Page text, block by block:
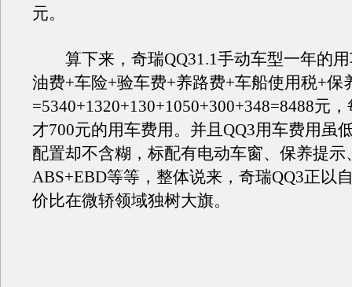
元。
算下来，奇瑞QQ31.1手动车型一年的用
油费+车险+验车费+养路费+车船使用税+保
=5340+1320+130+1050+300+348=8488元
才700元的用车费用。并且QQ3用车费用虽
配置却不含糊，标配有电动车窗、保养提示
ABS+EBD等等，整体说来，奇瑞QQ3正以
价比在微轿领域独树大旗。